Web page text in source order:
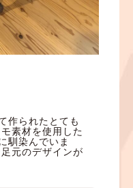
作られたとても
素材を使用した
馴染んでいま
元のデザインが